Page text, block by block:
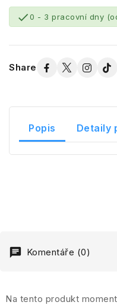
0 - 3 pracovní dny
Share
Popis Detaily
Komentáře (0)
Na tento produkt